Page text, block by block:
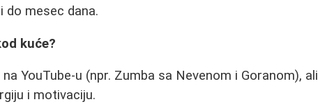
do mesec dana.
kuće?
YouTube-u (npr. Zumba sa Nevenom i Goranom), ali
i motivaciju.